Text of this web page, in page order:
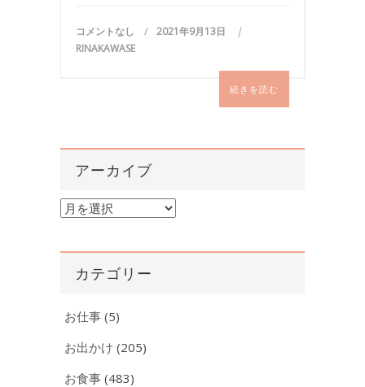
コメントなし
2021年9月13日
RINAKAWASE
続きを読む
アーカイブ
ア
カ
カテゴリー
お仕事 (5)
お出かけ (205)
お食事 (483)